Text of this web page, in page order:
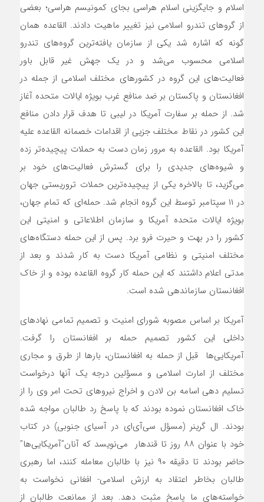
اسلام و جایگزینی اسلام هراسی بجای کمونیسم هراسی؛ بعضی
از گروهای تندرو اسلامی نیز تغییر ماهیت دادند. القاعده همان
گونه که اشاره شد یکی از سازمان یافته‌ترین گروه‌های تندرو
اسلامی محسوب می‌شد و در یک جهش غیر قابل باور
فعالیت‌های این گروه در کشورهای مختلف اسلامی از جمله در
افغانستان و پاکستان بر ضد منافع غرب بویژه ایالات متحده آغاز
شد. از حمله بر سفارت آمریکا در لیبی تا هدف قرار دادن منافع
این کشور در نقاط مختلف جزیی از اقدامات خصمانه القاعده علیه
آمریکا بود. القاعده به مرور زمان دست به حملات پیچیده‌تر زده
و شیوه‌های جدیدی را برای گسترش فعالیت‌های خود بر
می‌گزید، تا بالاخره یکی از پیچیده‌ترین حملات تروریستی جهان
در ۱۱ سپتامبر توسط این گروه انجام شد. حمله‌ای که تمام جهان،
بویژه ایالات متحده آمریکا و سازمان اطلاعاتی و امنیتی این
کشور را در بهت و حیرت فرو برد. پس از این حمله دستگاه‌های
مختلف امنیتی و نظامی آمریکا دست به کار شدند و بعد از
مدتی اعلام داشتند که این حمله کار گروه القاعده بوده و از خاک
افغانستان سازماندهی شده است.
آمریکا بر اساس مصوبه شورای امنیت و تصمیم تمامی نهادهای
داخلی این کشور تصمیم حمله بر افغانستان را گرفت.
آمریکایی‌ها قبل از حمله به افغانستان، بارها از طرق و مجاری
مختلف از امارت اسلامی و مسؤلین درجه یک آنها درخواست
تسلیم دهی اسامه بن لادن و اخراج نیروهای تحت امر وی را از
خاک افغانستان نموده بودند که با پاسخ رد طالبان مواجه شده
بودند. ال گرینر (مسؤل سی‌آی‌ای در آسیای جنوبی) در کتاب
خود با عنوان ۸۸ روز تا قندهار می‌نویسد که آنان”آمریکایی‌ها”
حاضر بودند تا دقیقه ۹۰ نیز با طالبان معامله کنند، اما رهبری
طالبان بخاطر اعتقاد به ارزش اسلامی- افغانی نخواست به
خواسته‌های ما پاسخ مثبت دهد. بعد از ممانعت طالبان از